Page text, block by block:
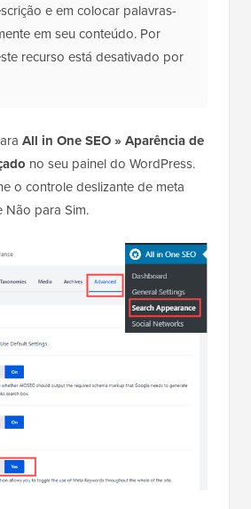
e em colocar palavras-
em seu conteúdo. Por
recurso está desativado por
All in One SEO » Aparência de
no seu painel do WordPress.
o controle deslizante de meta
Não para Sim.